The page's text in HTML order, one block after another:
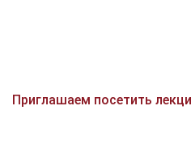
Приглашаем посетить